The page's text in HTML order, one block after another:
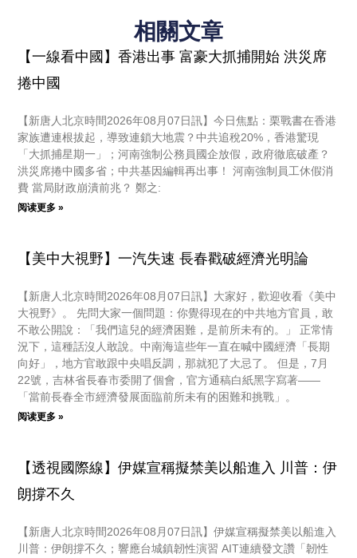
相關文章
【一線看中國】香港出事 富豪大抓捕開始 洪災席
捲中國
【新唐人北京時間2026年08月07日訊】今日焦點：栗戰書在香港
家族遭連根拔起，導致連鎖大地震？中共追稅20%，香港驚現
「大抓捕星期一」；河南強制公務員國企放假，政府徹底破產？
洪災席捲中國多省；中共基因編輯再出事！ 河南強制員工休假消
費 當局財政崩潰前兆？ 鄭之:
阅读更多 »
【美中大視野】一汽失速 長春戳破經濟光明論
【新唐人北京時間2026年08月07日訊】大家好，歡迎收看《美中
大視野》。 先問大家一個問題：你覺得現在的中共地方官員，敢
不敢公開說：「我們這兒的經濟困難，是前所未有的。」 正常情
況下，這種話沒人敢說。中南海這些年一直在喊中國經濟「長期
向好」，地方官敢跟中央唱反調，那就犯了大忌了。 但是，7月
22號，吉林省長春市委開了個會，官方通稿白紙黑字寫著——
「當前長春全市經濟發展面臨前所未有的困難和挑戰」。
阅读更多 »
【透視國際線】伊媒宣稱擬禁美以船進入 川普：伊
朗撐不久
【新唐人北京時間2026年08月07日訊】伊媒宣稱擬禁美以船進入
川普：伊朗撐不久；響應台城鎮韌性演習 AIT連續發文讚「韌性